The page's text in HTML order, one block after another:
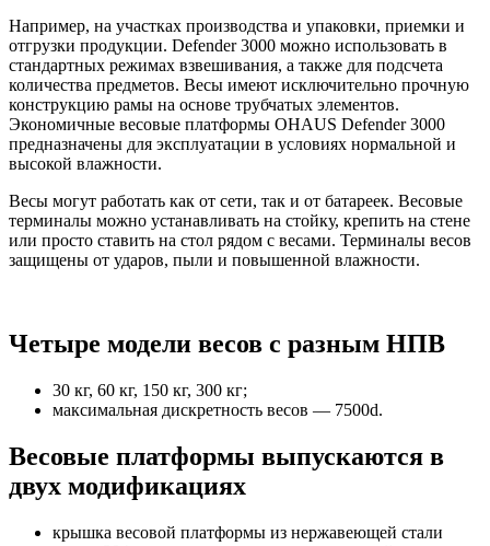
Например, на участках производства и упаковки, приемки и
отгрузки продукции. Defender 3000 можно использовать в
стандартных режимах взвешивания, а также для подсчета
количества предметов. Весы имеют исключительно прочную
конструкцию рамы на основе трубчатых элементов.
Экономичные весовые платформы OHAUS Defender 3000
предназначены для эксплуатации в условиях нормальной и
высокой влажности.
Весы могут работать как от сети, так и от батареек. Весовые
терминалы можно устанавливать на стойку, крепить на стене
или просто ставить на стол рядом с весами. Терминалы весов
защищены от ударов, пыли и повышенной влажности.
Четыре модели весов с разным НПВ
30 кг, 60 кг, 150 кг, 300 кг;
максимальная дискретность весов — 7500d.
Весовые платформы выпускаются в
двух модификациях
крышка весовой платформы из нержавеющей стали